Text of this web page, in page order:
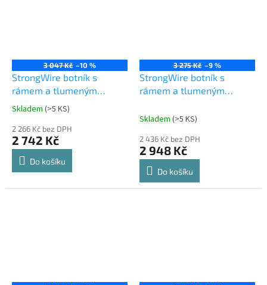
3 047 Kč –10 %
StrongWire botník s
rámem a tlumeným
výsuvem, 600 mm, hnědý
Průměrné
produktu
je
4,7
hvězdiček.
Skladem (>5 KS)
2 266 Kč bez DPH
2 742 Kč
Do košíku
3 275 Kč –9 %
StrongWire botník s
rámem a tlumeným
Skladem (>5 KS)
2 436 Kč bez DPH
2 948 Kč
Do košíku